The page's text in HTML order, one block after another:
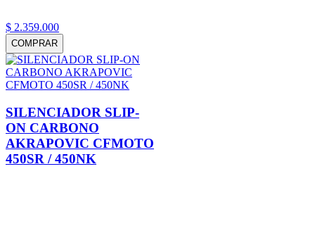
$ 2.359.000
COMPRAR
SILENCIADOR SLIP-
ON CARBONO
AKRAPOVIC CFMOTO
450SR / 450NK